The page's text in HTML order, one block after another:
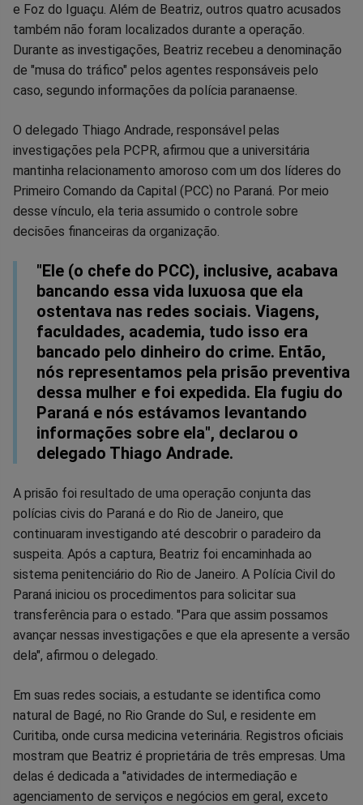
e Foz do Iguaçu. Além de Beatriz, outros quatro acusados
também não foram localizados durante a operação.
Durante as investigações, Beatriz recebeu a denominação
de "musa do tráfico" pelos agentes responsáveis pelo
caso, segundo informações da polícia paranaense.
O delegado Thiago Andrade, responsável pelas
investigações pela PCPR, afirmou que a universitária
mantinha relacionamento amoroso com um dos líderes do
Primeiro Comando da Capital (PCC) no Paraná. Por meio
desse vínculo, ela teria assumido o controle sobre
decisões financeiras da organização.
"Ele (o chefe do PCC), inclusive, acabava
bancando essa vida luxuosa que ela
ostentava nas redes sociais. Viagens,
faculdades, academia, tudo isso era
bancado pelo dinheiro do crime. Então,
nós representamos pela prisão preventiva
dessa mulher e foi expedida. Ela fugiu do
Paraná e nós estávamos levantando
informações sobre ela", declarou o
delegado Thiago Andrade.
A prisão foi resultado de uma operação conjunta das
polícias civis do Paraná e do Rio de Janeiro, que
continuaram investigando até descobrir o paradeiro da
suspeita. Após a captura, Beatriz foi encaminhada ao
sistema penitenciário do Rio de Janeiro. A Polícia Civil do
Paraná iniciou os procedimentos para solicitar sua
transferência para o estado. "Para que assim possamos
avançar nessas investigações e que ela apresente a versão
dela", afirmou o delegado.
Em suas redes sociais, a estudante se identifica como
natural de Bagé, no Rio Grande do Sul, e residente em
Curitiba, onde cursa medicina veterinária. Registros oficiais
mostram que Beatriz é proprietária de três empresas. Uma
delas é dedicada a "atividades de intermediação e
agenciamento de serviços e negócios em geral, exceto